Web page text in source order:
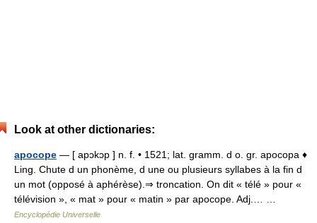
Look at other dictionaries:
apocope — [ apɔkɔp ] n. f. • 1521; lat. gramm. d o. gr. apocopa ♦
Ling. Chute d un phonème, d une ou plusieurs syllabes à la fin d
un mot (opposé à aphérèse).⇒ troncation. On dit « télé » pour «
télévision », « mat » pour « matin » par apocope. Adj.… …
Encyclopédie Universelle